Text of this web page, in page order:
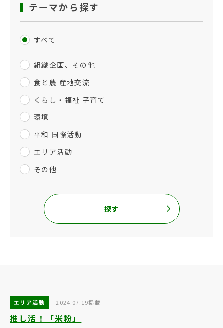
テーマから探す
すべて
組織企画、その他
食と農 産地交流
くらし・福祉 子育て
環境
平和 国際活動
エリア活動
その他
探す
エリア活動 2024.07.19掲載
推し活！「米粉」